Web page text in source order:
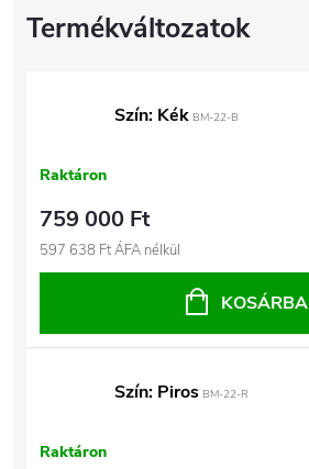
Szín: Kék BM-22-B
Raktáron
759 000 Ft
597 638 Ft ÁFA nélkül
KOSÁRBA
Szín: Piros BM-22-R
Raktáron